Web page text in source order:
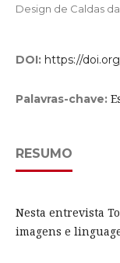
Design de Caldas
DOI: https://
Palavras-chave:
RESUMO
Nesta entrevista
imagens e